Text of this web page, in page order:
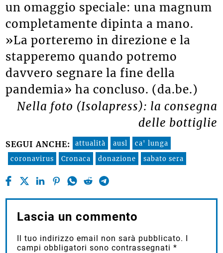
un omaggio speciale: una magnum
completamente dipinta a mano.
»La porteremo in direzione e la
stapperemo quando potremo
davvero segnare la fine della
pandemia» ha concluso. (da.be.)
Nella foto (Isolapress): la consegna
delle bottiglie
SEGUI ANCHE: attualità ausl
ca' lunga
coronavirus
Cronaca donazione sabato sera
Lascia un commento
Il tuo indirizzo email non sarà pubblicato. I
campi obbligatori sono contrassegnati*